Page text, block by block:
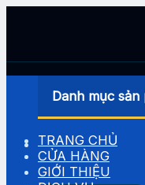
Danh mục sản
TRANG CHỦ
CỬA HÀNG
GIỚI THIỆU